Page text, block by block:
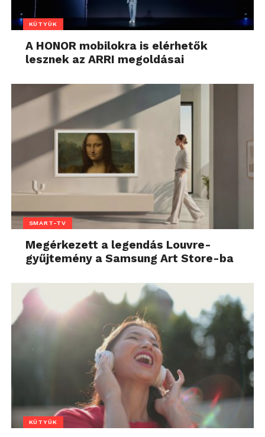
KÜTYÜK
A HONOR mobilokra is elérhetők
lesznek az ARRI megoldásai
SMART-TV
Megérkezett a legendás Louvre-
gyűjtemény a Samsung Art Store-ba
KÜTYÜK